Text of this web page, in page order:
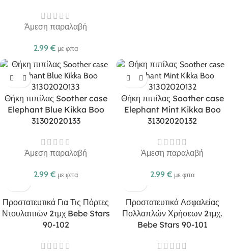
Άμεση παραλαβή
2.99 € με φπα
Θήκη πιπίλας Soother case
Elephant Blue Kikka Boo
31302020133
Άμεση παραλαβή
2.99 € με φπα
Θήκη πιπίλας Soother case
Elephant Mint Kikka Boo
31302020132
Άμεση παραλαβή
2.99 € με φπα
Προστατευτικά Για Τις Πόρτες
Ντουλαπιών 2τμχ Bebe Stars
90-102
Προστατευτικά Ασφαλείας
Πολλαπλών Χρήσεων 2τμχ.
Bebe Stars 90-101